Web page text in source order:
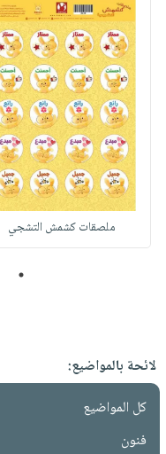
ملصقات كشمش التشجي
1
لائحة بالمواضيع:
كل المواضيع
فنون